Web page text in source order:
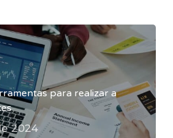
para realizar a
2024